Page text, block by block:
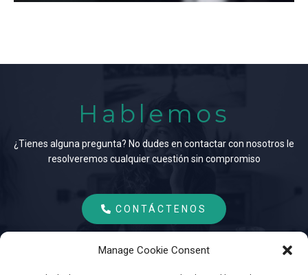
Manage Cookie Consent
Hablemos
¿Tienes alguna pregunta? No dudes en contactar con nosotros le
resolveremos cualquier cuestión sin compromiso
CONTÁCTENOS